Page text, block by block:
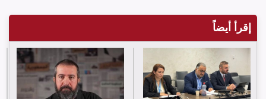
لجنة دعم الصحفيين تدين قرار توقيف الصحافي حسن عليق
إقرأ أيضاً